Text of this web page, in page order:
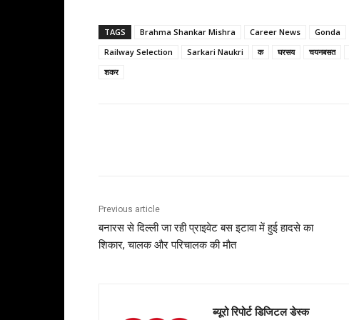
TAGS Brahma Shankar Mishra Career News Gonda
Railway Selection
Sarkari Naukri क घरसय चयनबसत
शकर
Previous article
बनारस से दिल्ली जा रही प्राइवेट बस इटावा में हुई हादसे का
शिकार, चालक और परिचालक की मौत
ब्यूरो रिपोर्ट डिजिटल डेस्क